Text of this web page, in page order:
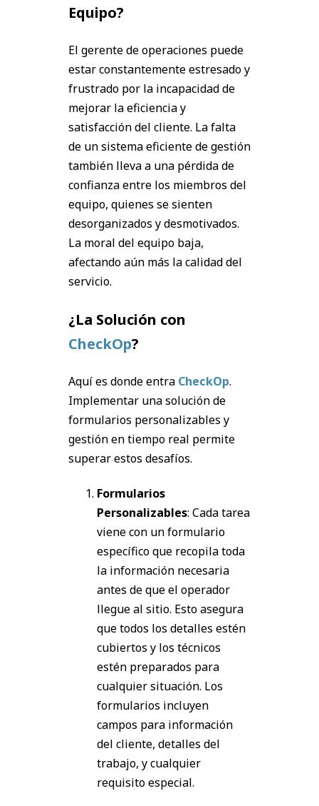
Equipo?
El gerente de operaciones puede
estar constantemente estresado y
frustrado por la incapacidad de
mejorar la eficiencia y
satisfacción del cliente. La falta
de un sistema eficiente de gestión
también lleva a una pérdida de
confianza entre los miembros del
equipo, quienes se sienten
desorganizados y desmotivados.
La moral del equipo baja,
afectando aún más la calidad del
servicio.
¿La Solución con
CheckOp?
Aquí es donde entra CheckOp.
Implementar una solución de
formularios personalizables y
gestión en tiempo real permite
superar estos desafíos.
Formularios
Personalizables: Cada tarea
viene con un formulario
específico que recopila toda
la información necesaria
antes de que el operador
llegue al sitio. Esto asegura
que todos los detalles estén
cubiertos y los técnicos
estén preparados para
cualquier situación. Los
formularios incluyen
campos para información
del cliente, detalles del
trabajo, y cualquier
requisito especial.